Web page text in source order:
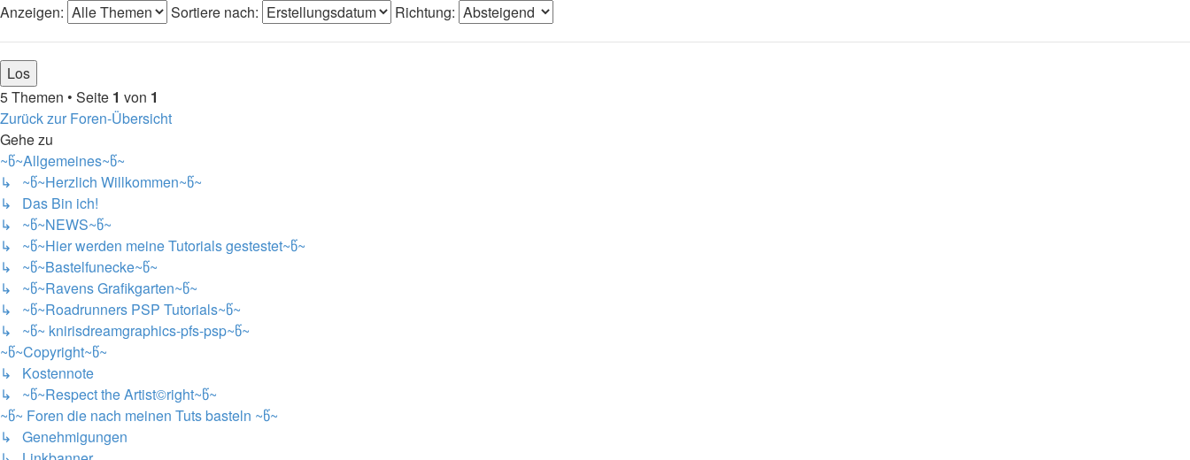
Anzeigen:
Sortiere nach: Richtung:
5 Themen • Seite 1 von 1
Zurück zur Foren-Übersicht
Gehe zu
~წ~Allgemeines~წ~
↳ ~წ~Herzlich Willkommen~წ~
↳ Das Bin ich!
↳ ~წ~NEWS~წ~
↳ ~წ~Hier werden meine Tutorials gestestet~წ~
↳ ~წ~Bastelfunecke~წ~
↳ ~წ~Ravens Grafikgarten~წ~
↳ ~წ~Roadrunners PSP Tutorials~წ~
↳ ~წ~ knirisdreamgraphics-pfs-psp~წ~
~წ~Copyright~წ~
↳ Kostennote
↳ ~წ~Respect the Artist©right~წ~
~წ~ Foren die nach meinen Tuts basteln ~წ~
↳ Genehmigungen